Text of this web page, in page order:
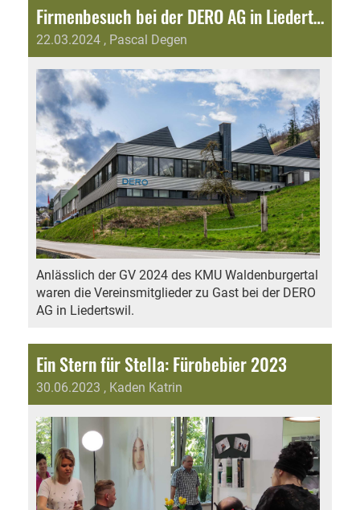
Firmenbesuch bei der DERO AG in Liedertswil
22.03.2024 , Pascal Degen
Anlässlich der GV 2024 des KMU Waldenburgertal
waren die Vereinsmitglieder zu Gast bei der DERO
AG in Liedertswil.
Ein Stern für Stella: Fürobebier 2023
30.06.2023 , Kaden Katrin